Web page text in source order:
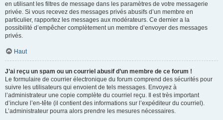
en utilisant les filtres de message dans les paramètres de votre messagerie
privée. Si vous recevez des messages privés abusifs d’un membre en
particulier, rapportez les messages aux modérateurs. Ce dernier a la
possibilité d’empêcher complètement un membre d’envoyer des messages
privés.
Haut
J’ai reçu un spam ou un courriel abusif d’un membre de ce forum !
Le formulaire de courrier électronique du forum comprend des sécurités pour
suivre les utilisateurs qui envoient de tels messages. Envoyez à
l’administrateur une copie complète du courriel reçu. Il est très important
d’inclure l’en-tête (il contient des informations sur l’expéditeur du courriel).
L’administrateur pourra alors prendre les mesures nécessaires.